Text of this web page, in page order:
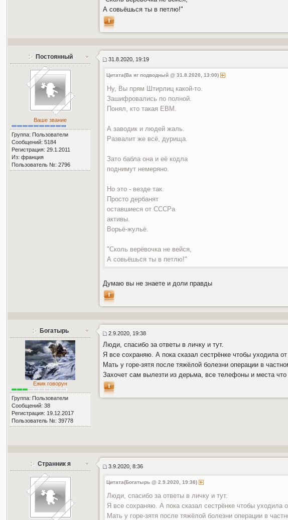
А совьёшься ты в петлю!"
Постоянный
Ваше звание
Группа: Пользователи
Сообщений: 5184
Регистрация: 29.1.2011
Из: франция
Пользователь №: 2796
31.8.2020, 19:19
Цитата(Ва яг подводный @ 31.8.2020, 13:00)
Ну, Вы прям Штирлиц какой-то.
Зашифровались по полной.
Понял, кто такая ЕВМ.
А заводик и людей жаль.
Развалит же всё, дурища.
Зато бабла она и её кодла
поднимут немеряно.
Но это - везде так.
Просто дербанят
оставшиеся от СССРа
активы.
Ворьё-жульё.
"Сколь верёвочка не вейся,
А совьёшься ты в петлю!"
Думаю вы не знаете и доли правды
Богатырь
Ежик говорун
Группа: Пользователи
Сообщений: 38
Регистрация: 19.12.2017
Пользователь №: 39778
2.9.2020, 19:38
Люди, спасибо за ответы в личку и тут.
Я все сохраняю. А пока сказал сестрёнке чтобы уходила
Мать у горе-зятя после тяжёлой болезни операции в
Захочет сам вылезти из дерьма, все телефоны и места
Странник я 3.9.2020, 8:36
Цитата(Богатырь @ 2.9.2020, 19:38)
Люди, спасибо за ответы в личку и тут.
Я все сохраняю. А пока сказал сестрёнке чтобы уходила
Мать у горе-зятя после тяжёлой болезни операции в